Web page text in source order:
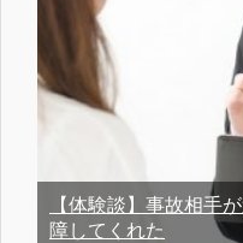
【体験談】事故相手
障してくれた